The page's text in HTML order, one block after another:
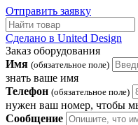
Отправить заявку
Сделано в United Design
Заказ оборудования
Имя (обязательное поле)
знать ваше имя
Телефон (обязательное поле)
нужен ваш номер, чтобы
Сообщение